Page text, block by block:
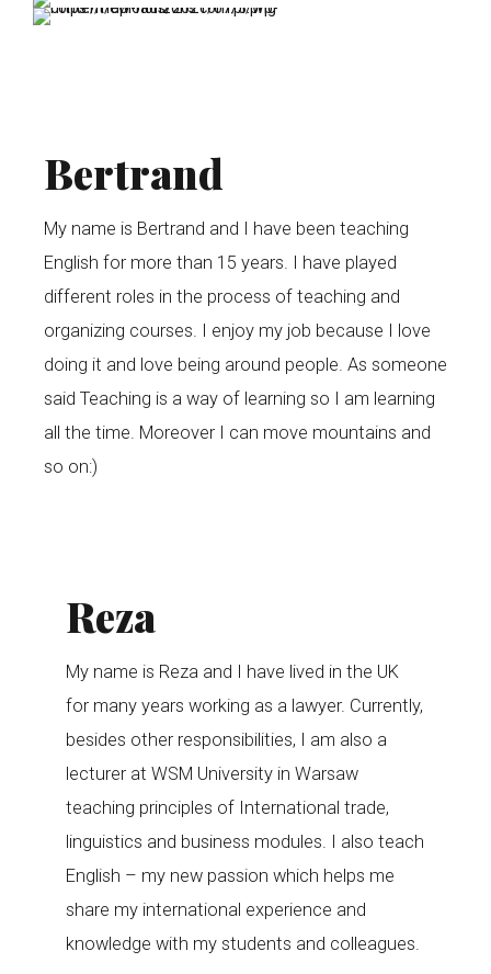
Bertrand
My name is Bertrand and I have been teaching
English for more than 15 years. I have played
different roles in the process of teaching and
organizing courses. I enjoy my job because I love
doing it and love being around people. As someone
said Teaching is a way of learning so I am learning
all the time. Moreover I can move mountains and
so on:)
Reza
My name is Reza and I have lived in the UK
for many years working as a lawyer. Currently,
besides other responsibilities, I am also a
lecturer at WSM University in Warsaw
teaching principles of International trade,
linguistics and business modules. I also teach
English – my new passion which helps me
share my international experience and
knowledge with my students and colleagues.